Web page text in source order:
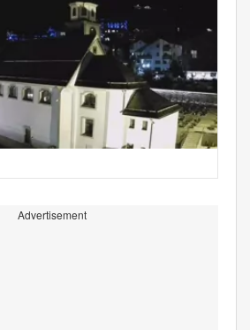
Advertisement